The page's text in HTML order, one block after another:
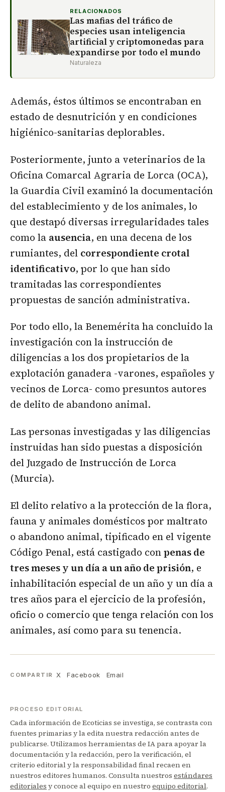
RELACIONADOS
Las mafias del tráfico de
especies usan inteligencia
artificial y criptomonedas para
expandirse por todo el mundo
Naturaleza
Además, éstos últimos se encontraban en
estado de desnutrición y en condiciones
higiénico-sanitarias deplorables.
Posteriormente, junto a veterinarios de la
Oficina Comarcal Agraria de Lorca (OCA),
la Guardia Civil examinó la documentación
del establecimiento y de los animales, lo
que destapó diversas irregularidades tales
como la ausencia, en una decena de los
rumiantes, del correspondiente crotal
identificativo, por lo que han sido
tramitadas las correspondientes
propuestas de sanción administrativa.
Por todo ello, la Benemérita ha concluido la
investigación con la instrucción de
diligencias a los dos propietarios de la
explotación ganadera -varones, españoles y
vecinos de Lorca- como presuntos autores
de delito de abandono animal.
Las personas investigadas y las diligencias
instruidas han sido puestas a disposición
del Juzgado de Instrucción de Lorca
(Murcia).
El delito relativo a la protección de la flora,
fauna y animales domésticos por maltrato
o abandono animal, tipificado en el vigente
Código Penal, está castigado conpenas de
tres meses y un día a un año de prisión, e
inhabilitación especial de un año y un día a
tres años para el ejercicio de la profesión,
oficio o comercio que tenga relación con los
animales, así como para su tenencia.
COMPARTIR X Facebook Email
PROCESO EDITORIAL
Cada información de Ecoticias se investiga, se contrasta con
fuentes primarias y la edita nuestra redacción antes de
publicarse. Utilizamos herramientas de IA para apoyar la
documentación y la redacción, pero la verificación, el
criterio editorial y la responsabilidad final recaen en
nuestros editores humanos. Consulta nuestros estándares
editoriales y conoce al equipo en nuestro equipo editorial.